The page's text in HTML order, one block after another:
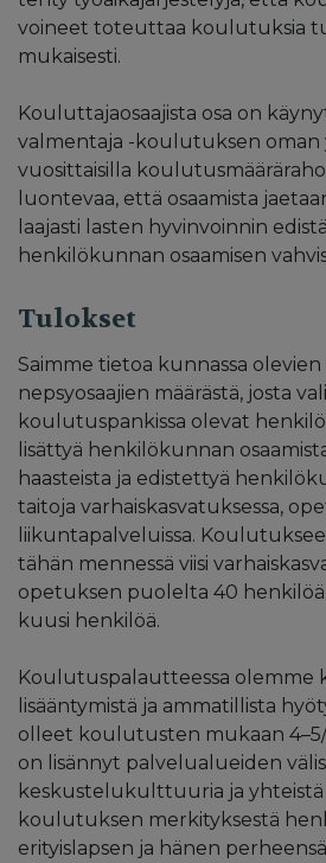
voineet toteuttaa koulutuksia
mukaisesti.
Kouluttajaosaajista osa on
valmentaja -koulutuksen oman
vuosittaisilla
luontevaa, että osaamista
laajasti lasten hyvinvoinnin
henkilökunnan osaamisen
Tulokset
Saimme tietoa kunnassa
nepsyosaajien määrästä, josta
koulutuspankissa olevat
lisättyä henkilökunnan
haasteista ja edistettyä
taitoja varhaiskasvatuksessa,
liikuntapalveluissa.
tähän mennessä viisi
opetuksen puolelta 40
kuusi henkilöä.
Koulutuspalautteessa olemme
lisääntymistä ja ammatillista
olleet koulutusten mukaan
on lisännyt palvelualueiden
keskustelukulttuuria ja
koulutuksen merkityksestä
erityislapsen ja hänen